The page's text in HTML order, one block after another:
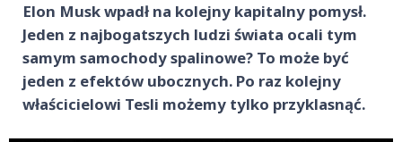
Elon Musk wpadł na kolejny kapitalny pomysł.
Jeden z najbogatszych ludzi świata ocali tym
samym samochody spalinowe? To może być
jeden z efektów ubocznych. Po raz kolejny
właścicielowi Tesli możemy tylko przyklasnąć.